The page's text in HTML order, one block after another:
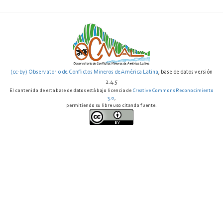
(cc-by) Observatorio de Conflictos Mineros de América Latina, base de datos versión
2.4.5
El contenido de esta base de datos está bajo licencia de Creative Commons Reconocimiento
3.0,
permitiendo su libre uso citando fuente.